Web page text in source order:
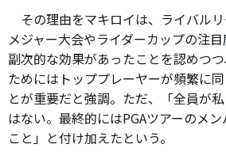
その理由をマキロイは、ライバル
メジャー大会やライダーカップの注
副次的な効果があったことを認めつ
ためにはトッププレーヤーが頻繁に
とが重要だと強調。ただ、「全員が
はない。最終的にはPGAツアーのメ
こと」と付け加えたという。